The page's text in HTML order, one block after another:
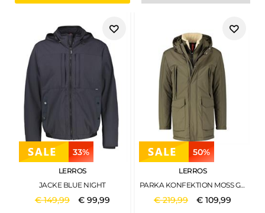
33%
LERROS
JACKE BLUE NIGHT
€149,99 € 99,99
50%
LERROS
PARKA KONFEKTION MOSS GREEN MELANGE
€219,99 €109,99